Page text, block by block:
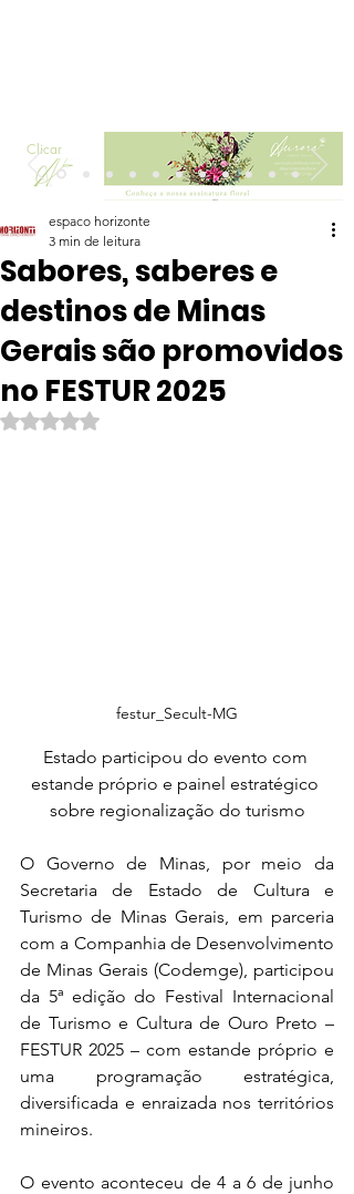
Clicar
Sabores, saberes e
destinos de Minas
Gerais são promovidos
no FESTUR 2025
espaco horizonte
3 min de leitura
Avaliado com NaN de 5 estrelas.
festur_Secult-MG
Estado participou do evento com
estande próprio e painel estratégico
sobre regionalização do turismo
O Governo de Minas, por meio da
Secretaria de Estado de Cultura e
Turismo de Minas Gerais, em parceria
com a Companhia de Desenvolvimento
de Minas Gerais (Codemge), participou
da 5ª edição do Festival Internacional
de Turismo e Cultura de Ouro Preto –
FESTUR 2025 – com estande próprio e
uma programação estratégica,
diversificada e enraizada nos territórios
mineiros.
O evento aconteceu de 4 a 6 de junho